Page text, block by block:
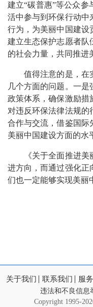
建立“碳普惠”等公众参
活中参与到环保行动中
行为，为美丽中国建设
建立生态保护志愿者队
的社会力量，共同推进
值得注意的是，在
几个方面的问题。一
政策体系，确保激励措
对违反环保法律法规的
合作与交流，借鉴国际
美丽中国建设方面的水
《关于全面推进美
进方向，而通过强化正
们也一定能够实现美丽
关于我们 联系我们 服
违法和不良信息
Copyright 1995-